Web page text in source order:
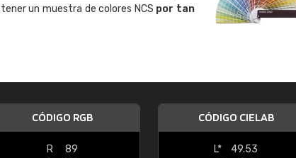
un muestra de colores NCS por tan
CÓDIGO RGB
R
89
CÓDIGO CIELAB
L*
49.53
"Buen servicio. No obstante No es fácil
encontrar/comprar lo que se busca"